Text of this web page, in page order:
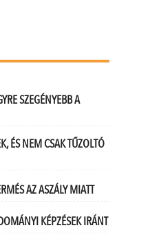
SZEGÉNYEBB A
ÉS NEM CSAK TŰZOLTÓ
AZ ASZÁLY MIATT
KÉPZÉSEK IRÁNT